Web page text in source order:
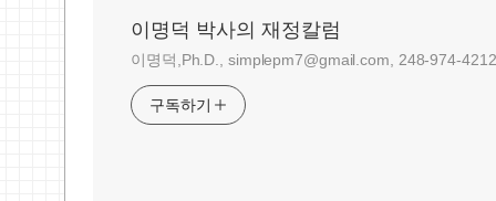
이명덕 박사의 재정칼럼
이명덕,Ph.D., simplepm7@gmail.com, 248-974-
구독하기